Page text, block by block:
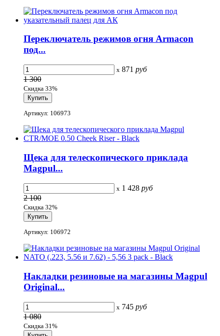
Переключатель режимов огня Armacon
под...
x 871 руб
1 300
Скидка 33%
Артикул: 106973
Щека для телескопического приклада
Magpul...
x 1 428 руб
2 100
Скидка 32%
Артикул: 106972
Накладки резиновые на магазины Magpul
Original...
x 745 руб
1 080
Скидка 31%